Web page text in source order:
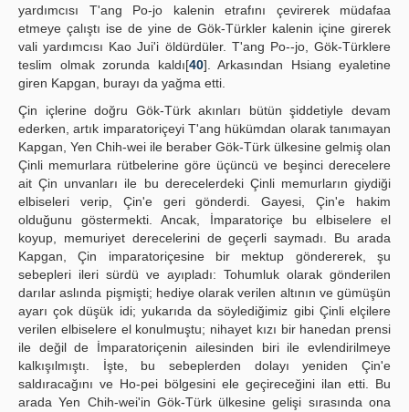
yardımcısı T'ang Po-jo kalenin etrafını çevirerek müdafaa
etmeye çalıştı ise de yine de Gök-Türkler kalenin içine girerek
vali yardımcısı Kao Jui'i öldürdüler. T'ang Po--jo, Gök-Türklere
teslim olmak zorunda kaldı[40]. Arkasından Hsiang eyaletine
giren Kapgan, burayı da yağma etti.
Çin içlerine doğru Gök-Türk akınları bütün şiddetiyle devam
ederken, artık imparatoriçeyi T'ang hükümdan olarak tanımayan
Kapgan, Yen Chih-wei ile beraber Gök-Türk ülkesine gelmiş olan
Çinli memurlara rütbelerine göre üçüncü ve beşinci derecelere
ait Çin unvanları ile bu derecelerdeki Çinli memurların giydiği
elbiseleri verip, Çin'e geri gönderdi. Gayesi, Çin'e hakim
olduğunu göstermekti. Ancak, İmparatoriçe bu elbiselere el
koyup, memuriyet derecelerini de geçerli saymadı. Bu arada
Kapgan, Çin imparatoriçesine bir mektup göndererek, şu
sebepleri ileri sürdü ve ayıpladı: Tohumluk olarak gönderilen
darılar aslında pişmişti; hediye olarak verilen altının ve gümüşün
ayarı çok düşük idi; yukarıda da söylediğimiz gibi Çinli elçilere
verilen elbiselere el konulmuştu; nihayet kızı bir hanedan prensi
ile değil de İmparatoriçenin ailesinden biri ile evlendirilmeye
kalkışılmıştı. İşte, bu sebeplerden dolayı yeniden Çin'e
saldıracağını ve Ho-pei bölgesini ele geçireceğini ilan etti. Bu
arada Yen Chih-wei'in Gök-Türk ülkesine gelişi sırasında ona